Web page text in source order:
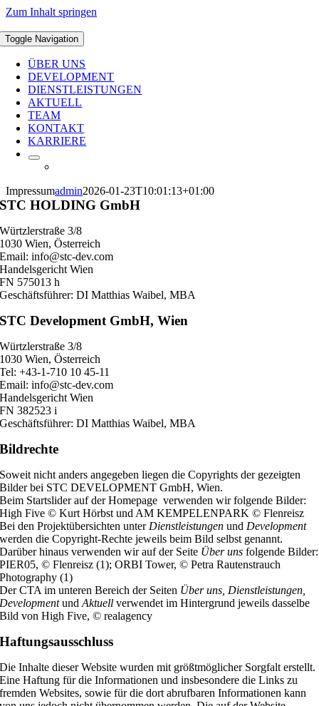
Zum Inhalt springen
Toggle Navigation
ÜBER UNS
DEVELOPMENT
DIENSTLEISTUNGEN
AKTUELL
TEAM
KONTAKT
KARRIERE
Impressumadmin2026-01-23T10:01:13+01:00
STC HOLDING GmbH
Würtzlerstraße 3/8
1030 Wien, Österreich
Email: info@stc-dev.com
Handelsgericht Wien
FN 575013 h
Geschäftsführer: DI Matthias Waibel, MBA
STC Development GmbH, Wien
Würtzlerstraße 3/8
1030 Wien, Österreich
Tel: +43-1-710 10 45-11
Email: info@stc-dev.com
Handelsgericht Wien
FN 382523 i
Geschäftsführer: DI Matthias Waibel, MBA
Bildrechte
Soweit nicht anders angegeben liegen die Copyrights der gezeigten
Bilder bei STC DEVELOPMENT GmbH, Wien.
Beim Startslider auf der Homepage verwenden wir folgende Bilder:
High Five © Kurt Hörbst und AM KEMPELENPARK © Flenreisz
Bei den Projektübersichten unter Dienstleistungen und Development
werden die Copyright-Rechte jeweils beim Bild selbst genannt.
Darüber hinaus verwenden wir auf der Seite Über uns folgende Bilder:
PIER05, © Flenreisz (1);ORBI Tower,© Petra Rautenstrauch
Photography (1)
Der CTA im unteren Bereich der Seiten Über uns, Dienstleistungen,
DevelopmentundAktuell verwendet im Hintergrund jeweils dasselbe
Bild von High Five, ©realagency
Haftungsausschluss
Die Inhalte dieser Website wurden mit größtmöglicher Sorgfalt erstellt.
Eine Haftung für die Informationen und insbesondere die Links zu
fremden Websites, sowie für die dort abrufbaren Informationen kann